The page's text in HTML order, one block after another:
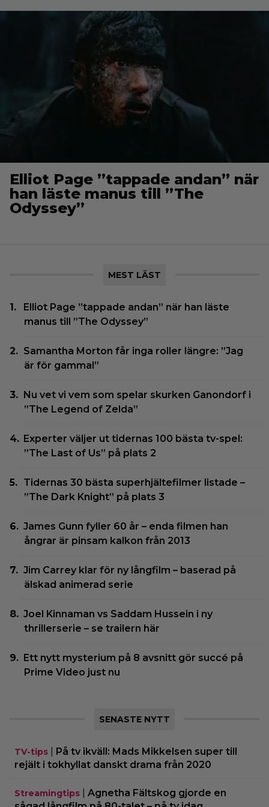
Elliot Page ”tappade andan” när
han läste manus till ”The
Odyssey”
MEST LÄST
Elliot Page ”tappade andan” när han läste
manus till ”The Odyssey”
Samantha Morton får inga roller längre: ”Jag
är för gammal”
Nu vet vi vem som spelar skurken Ganondorf i
”The Legend of Zelda”
Experter väljer ut tidernas 100 bästa tv-spel:
”The Last of Us” på plats 2
Tidernas 30 bästa superhjältefilmer listade –
”The Dark Knight” på plats 3
James Gunn fyller 60 år – enda filmen han
ångrar är pinsam kalkon från 2013
Jim Carrey klar för ny långfilm – baserad på
älskad animerad serie
Joel Kinnaman vs Saddam Hussein i ny
thrillerserie – se trailern här
Ett nytt mysterium på 8 avsnitt gör succé på
Prime Video just nu
SENASTE NYTT
TV-tips
På tv ikväll: Mads Mikkelsen super till
rejält i tokhyllat danskt drama från 2020
Streamingtips
Agnetha Fältskog gjorde en